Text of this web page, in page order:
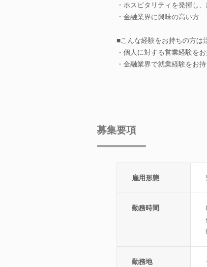
・ホスピタリティを発揮し
・金融業界に興味の高い方
■こんな経験をお持ちの方は
・個人に対する営業経験を
・金融業界で就業経験をお
募集要項
雇用形態
勤務時間
勤務地